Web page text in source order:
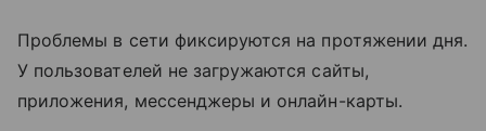
Проблемы в сети фиксируются на протяжении дня.
У пользователей не загружаются сайты,
приложения, мессенджеры и онлайн-карты.